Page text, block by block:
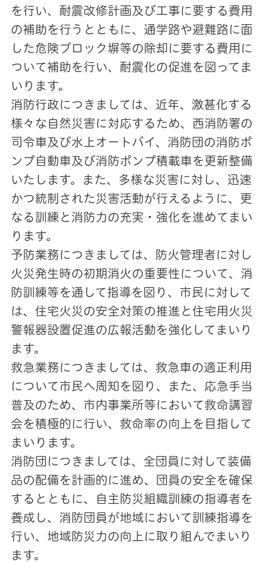
を行い、耐震改修計画及び工事に要する費用
の補助を行うとともに、通学路や避難路に面
した危険ブロック塀等の除却に要する費用に
ついて補助を行い、耐震化の促進を図ってま
いります。
消防行政につきましては、近年、激甚化する
様々な自然災害に対応するため、西消防署の
司令車及び水上オートバイ、消防団の消防ポ
ンプ自動車及び消防ポンプ積載車を更新整備
いたします。また、多様な災害に対し、迅速
かつ統制された災害活動が行えるように、更
なる訓練と消防力の充実・強化を進めてまい
ります。
予防業務につきましては、防火管理者に対し
火災発生時の初期消火の重要性について、消
防訓練等を通して指導を図り、市民に対して
は、住宅火災の安全対策の推進と住宅用火災
警報器設置促進の広報活動を強化してまいり
ます。
救急業務につきましては、救急車の適正利用
について市民へ周知を図り、また、応急手当
普及のため、市内事業所等において救命講習
会を積極的に行い、救命率の向上を目指して
まいります。
消防団につきましては、全団員に対して装備
品の配備を計画的に進め、団員の安全を確保
するとともに、自主防災組織訓練の指導者を
養成し、消防団員が地域において訓練指導を
行い、地域防災力の向上に取り組んでまいり
ます。